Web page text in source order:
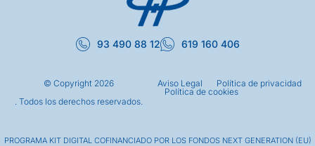
93 490 88 12 619 160 406
© Copyright 2026
. Todos los derechos reservados.
Aviso Legal
Política de privacidad
Política de cookies
PROGRAMA KIT DIGITAL COFINANCIADO POR LOS FONDOS NEXT GENERATION (EU)